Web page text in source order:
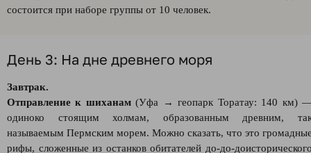
состоится при наборе группы от 10 человек.
День 3: На дне древнего моря
Завтрак.
Отправление к шиханам(Уфа → геопарк Торатау: 140 км)
одиноко стоящим холмам, образованным древним,
называемым Пермским морем. Можно сказать, что это
рифы, сложенные из останков обитателей до-до-